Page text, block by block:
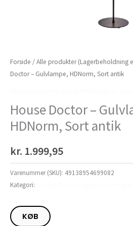
Forside /Alle produkter (Lagerbeholdning
Doctor – Gulvlampe, HDNorm, Sort antik
House Doctor –
HDNorm, Sort antik
kr. 1.999,95
Varenummer (SKU): 49138954699082
Kategori:
KØB